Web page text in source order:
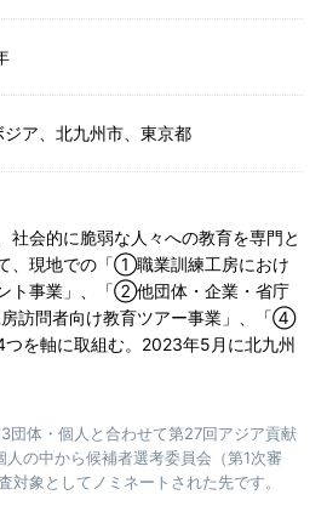
ジア、北九州市、東京都
社会的に脆弱な人々への教育を専門と
、現地での「①職業訓練工房におけ
ト事業」、「②他団体・企業・省庁
訪問者向け教育ツアー事業」、「④
を軸に取組む。2023年5月に北九州
団体・個人と合わせて第27回アジア貢献
の中から候補者選考委員会（第1次審
対象としてノミネートされた先です。